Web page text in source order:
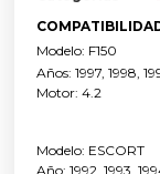
Modelo: F150
Años: 1997, 1998,
Motor: 4.2
Modelo: ESCORT
Año: 1992, 1993,